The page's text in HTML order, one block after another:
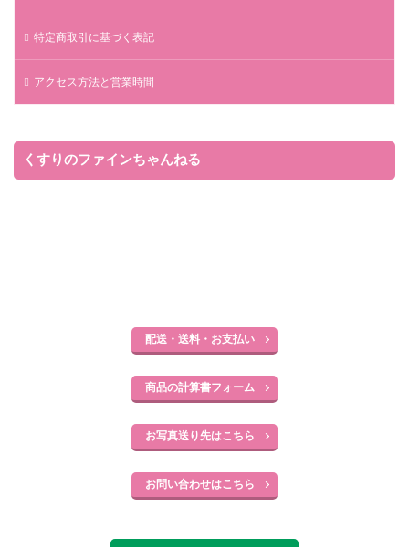
特定商取引に基づく表記
アクセス方法と営業時間
くすりのファインちゃんねる
配送・送料・お支払い
商品の計算書フォーム
お写真送り先はこちら
お問い合わせはこちら